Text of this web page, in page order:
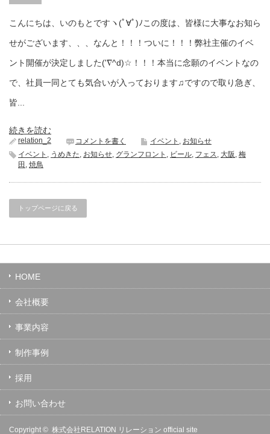
こんにちは、いのもとですヽ(ﾟ∀ﾟ)ﾉこの度は、皆様に大事なお知ら
せがございます、、、なんと！！！ついに！！！弊社主催のイベ
ント開催が決定しました('∇^d)☆！！！本当に念願のイベントなの
で、社員一同とても気合いが入っております♫ですので取り急ぎ、
皆...
続きを読む
relation_2 コメントを書く イベント , お知らせ
イベント , うめきた, お知らせ, グランフロント , ビール, フェス, 大阪 , 梅
田 , 焼鳥
トップページに戻る
HOME
会社概要
事業内容
制作事例
採用
お問い合わせ
Copyright © 株式会社RELATION リレーション official site